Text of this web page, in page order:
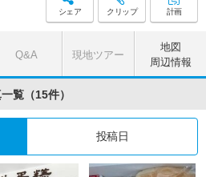
シェア クリップ 計画
Q&A 現地ツアー
地図
周辺情報
覧（15件）
投稿日